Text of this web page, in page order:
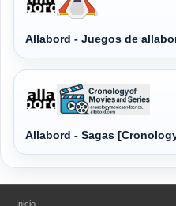
Allabord - Juegos de
Allabord - Sagas
Inicio